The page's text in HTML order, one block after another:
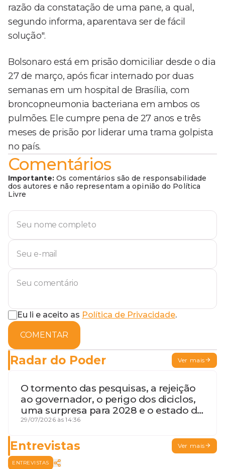
razão da constatação de uma pane, a qual,
segundo informa, aparentava ser de fácil
solução".
Bolsonaro está em prisão domiciliar desde o dia
27 de março, após ficar internado por duas
semanas em um hospital de Brasília, com
broncopneumonia bacteriana em ambos os
pulmões. Ele cumpre pena de 27 anos e três
meses de prisão por liderar uma trama golpista
no país.
Comentários
Importante: Os comentários são de responsabilidade
dos autores e não representam a opinião do Política
Livre
Eu li e aceito as Política de Privacidade.
COMENTAR
Radar do Poder Ver mais
O tormento das pesquisas, a rejeição
ao governador, o perigo dos diciclos,
uma surpresa para 2028 e o estado de
terceira guerra mundial
29/07/2026 às 14:36
Entrevistas Ver mais
ENTREVISTAS